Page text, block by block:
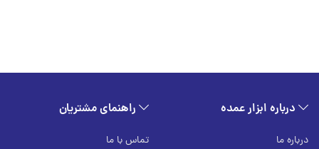
درباره ابزار عمده
درباره ما
راهنمای مشتریان
تماس با ما